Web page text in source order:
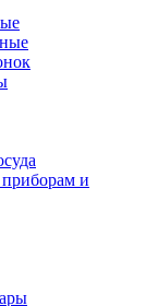
и